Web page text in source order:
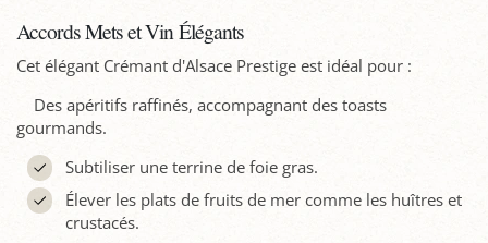
Accords Mets et Vin Élégants
Cet élégant Crémant d'Alsace Prestige est idéal pour :
Des apéritifs raffinés, accompagnant des toasts
gourmands.
Subtiliser une terrine de foie gras.
Élever les plats de fruits de mer comme les huîtres et
crustacés.